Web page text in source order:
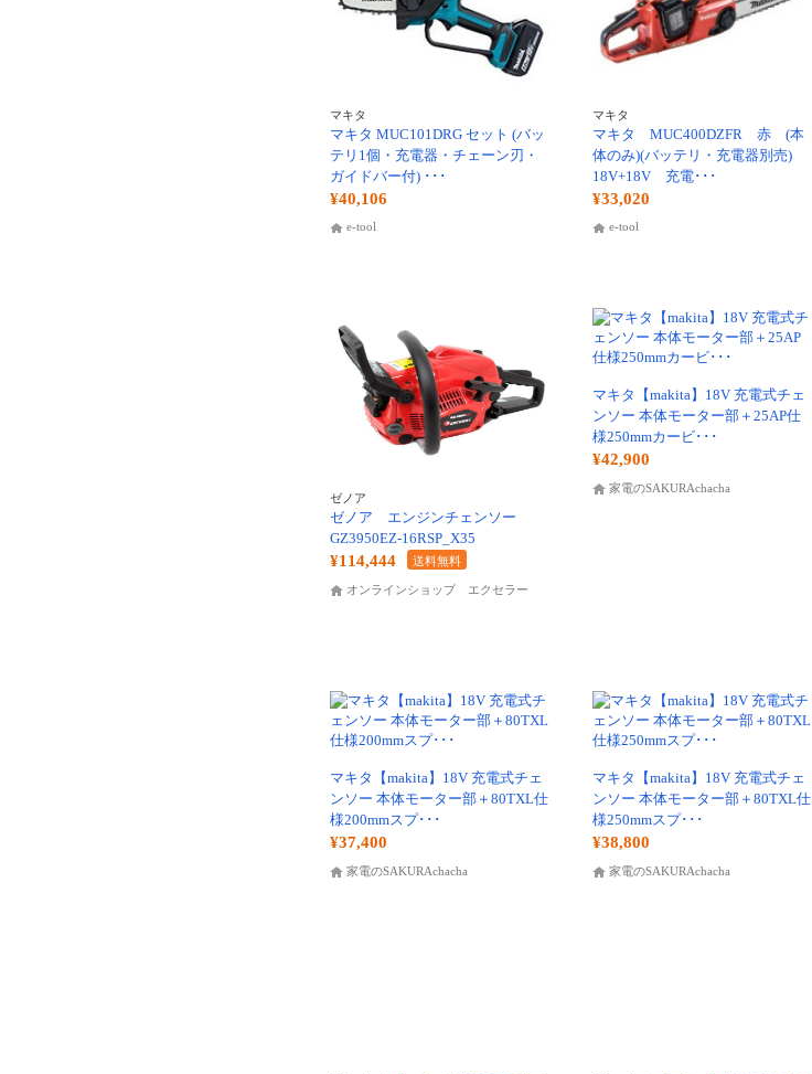
マキタ
マキタ MUC101DRG セット (バッ
テリ1個・充電器・チェーン刃・
ガイドバー付) ･･･
¥40,106
e-tool
マキタ
マキタ MUC400DZFR 赤 (本
体のみ)(バッテリ・充電器別売)
18V+18V 充電･･･
¥33,020
e-tool
ゼノア
ゼノア エンジンチェンソー
GZ3950EZ-16RSP_X35
¥114,444 送料無料
オンラインショップ エクセラー
マキタ【makita】18V 充電式チェ
ンソー 本体モーター部＋25AP仕
様250mmカービ･･･
¥42,900
家電のSAKURAchacha
マキタ【makita】18V 充電式チェ
ンソー 本体モーター部＋80TXL仕
様200mmスプ･･･
¥37,400
家電のSAKURAchacha
マキタ【makita】18V 充電式チェ
ンソー 本体モーター部＋80TXL仕
様250mmスプ･･･
¥38,800
家電のSAKURAchacha